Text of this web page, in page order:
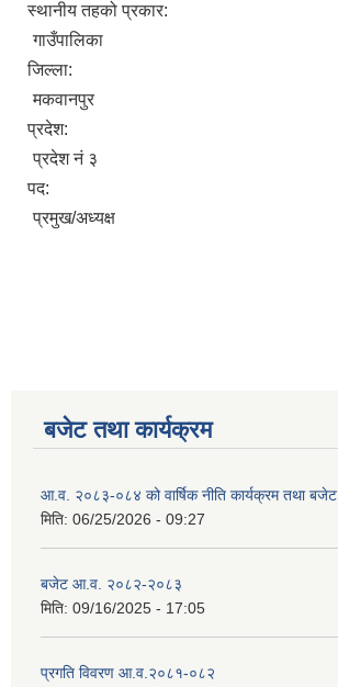
स्थानीय तहको प्रकार:
गाउँपालिका
जिल्ला:
मकवानपुर
प्रदेश:
प्रदेश नं ३
पद:
प्रमुख/अध्यक्ष
बजेट तथा कार्यक्रम
आ.व. २०८३-०८४ को वार्षिक नीति कार्यक्रम तथा बजेट
मिति: 06/25/2026 - 09:27
बजेट आ.व. २०८२-२०८३
मिति: 09/16/2025 - 17:05
प्रगति विवरण आ.व.२०८१-०८२